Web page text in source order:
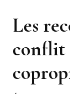
Les
conflit